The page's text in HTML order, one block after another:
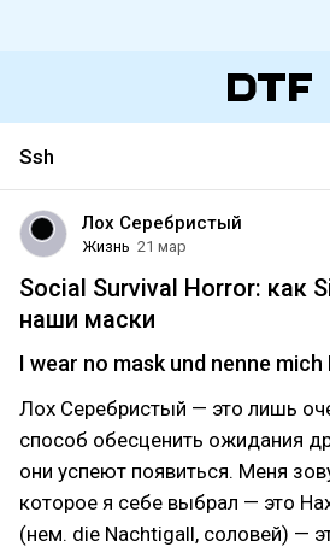
Ssh
Лох Серебристый
Жизнь 21 мар
Social Survival Horror: как
наши маски
I wear no mask und nenne mich
Лох Серебристый — это лишь
способ обесценить ожидания
они успеют появиться. Меня
которое я себе выбрал — это
(нем. die Nachtigall, соловей) —